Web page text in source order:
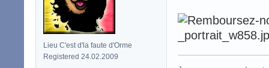
Lieu C'est d'la faute d'Orme
Registered 24.02.2009